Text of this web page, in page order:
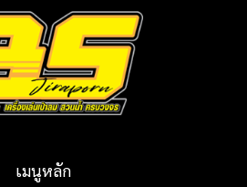
เมนูหลัก